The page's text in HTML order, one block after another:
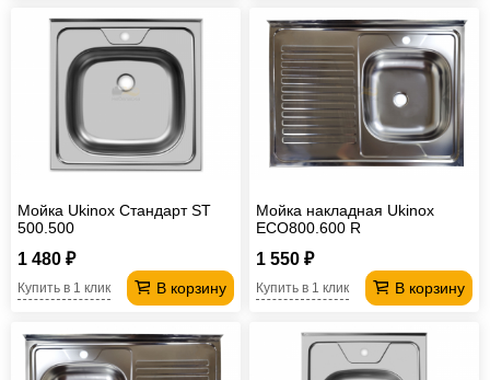
Мойка Ukinox Стандарт ST
500.500
1 480 ₽
В корзину
Купить в 1 клик
Мойка накладная Ukinox
ECO800.600 R
1 550 ₽
В корзину
Купить в 1 клик